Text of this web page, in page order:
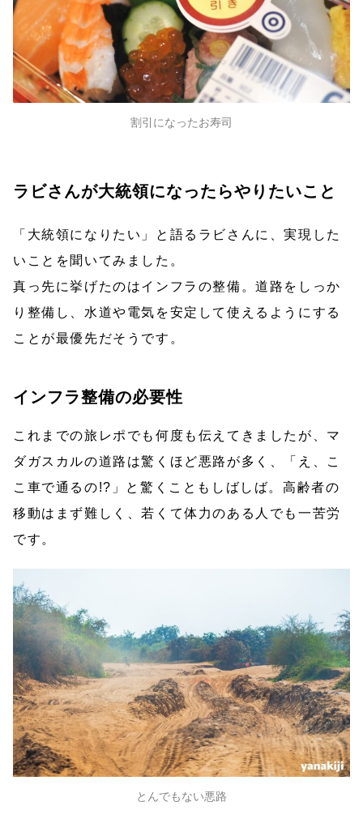
割引になったお寿司
ラビさんが大統領になったらやりたいこと
「大統領になりたい」と語るラビさんに、実現した
いことを聞いてみました。
真っ先に挙げたのはインフラの整備。道路をしっか
り整備し、水道や電気を安定して使えるようにする
ことが最優先だそうです。
インフラ整備の必要性
これまでの旅レポでも何度も伝えてきましたが、マ
ダガスカルの道路は驚くほど悪路が多く、「え、こ
こ車で通るの!?」と驚くこともしばしば。高齢者の
移動はまず難しく、若くて体力のある人でも一苦労
です。
とんでもない悪路